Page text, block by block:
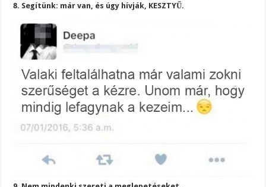
8. Segítünk: már van, és úgy hívják, KESZTYŰ.